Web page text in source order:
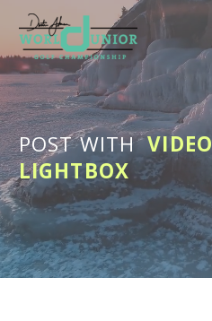
POST WITH VIDEO
LIGHTBOX